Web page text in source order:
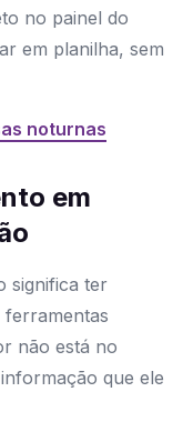
no painel do
em planilha, sem
noturnas
em
significa ter
ferramentas
não está no
que ele